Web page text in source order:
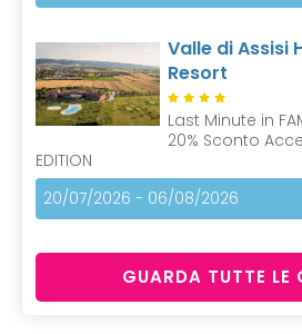
Valle di Assisi
Resort
Last Minute in
20% Sconto
EDITION
20/07/2026 - 06/08/2026
GUARDA TUTTE LE